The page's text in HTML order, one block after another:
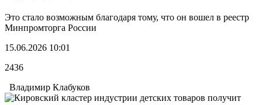
Это стало возможным благодаря тому, что он вошел в реестр
Минпромторга России
15.06.2026 10:01
2436
Владимир Клабуков